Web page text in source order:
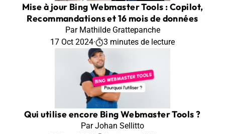
Mise à jour Bing Webmaster Tools : Copilot,
Recommandations et 16 mois de données
Par Mathilde Grattepanche
17 Oct 2024· 3 minutes de lecture
Qui utilise encore Bing Webmaster Tools ?
Par Johan Sellitto